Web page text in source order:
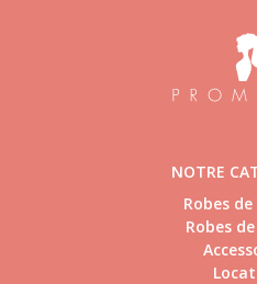
NOTRE
Robes
Robes